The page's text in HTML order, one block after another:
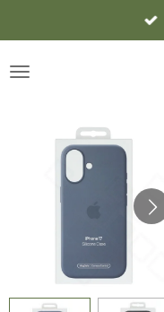
Hauptinhalt
springen